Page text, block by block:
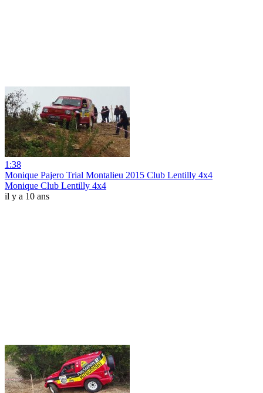
1:38
Monique Pajero Trial Montalieu 2015 Club Lentilly 4x4
Monique Club Lentilly 4x4
il y a 10 ans